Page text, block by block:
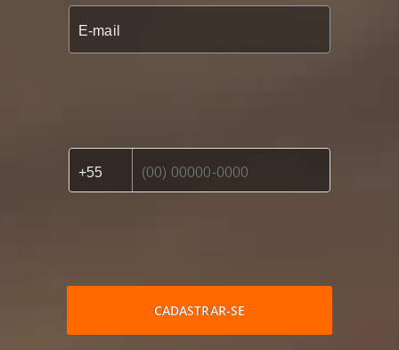
CADASTRAR-SE